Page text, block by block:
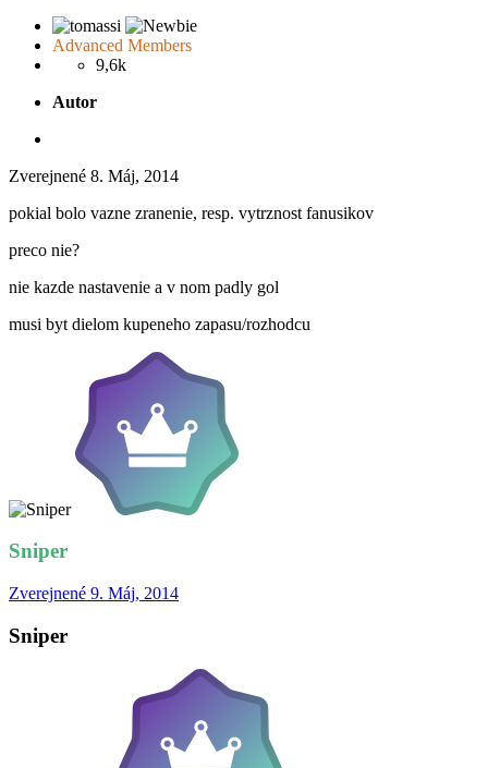
Advanced Members
9,6k
Autor
Zverejnené 8. Máj, 2014
pokial bolo vazne zranenie, resp. vytrznost fanusikov
preco nie?
nie kazde nastavenie a v nom padly gol
musi byt dielom kupeneho zapasu/rozhodcu
Sniper
Zverejnené 9. Máj, 2014
Sniper